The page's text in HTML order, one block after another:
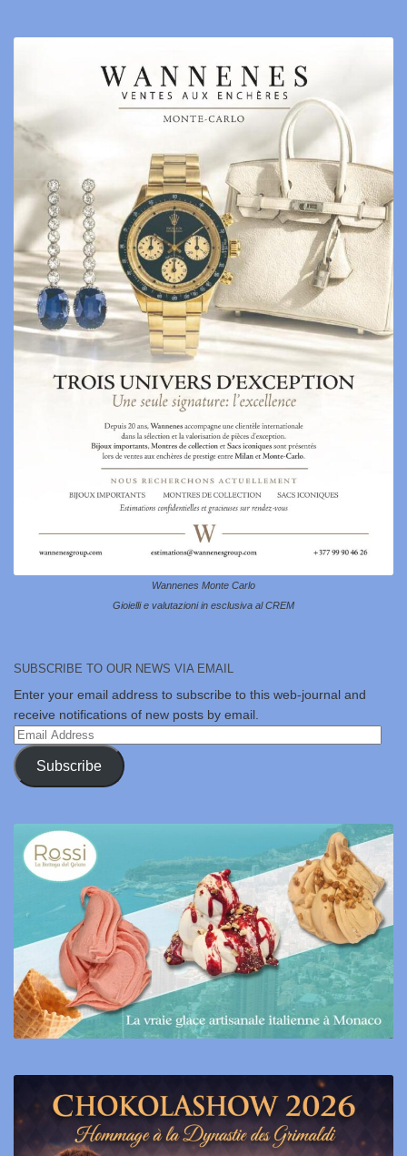
Wannenes Monte Carlo
Gioielli e valutazioni in esclusiva al CREM
SUBSCRIBE TO OUR NEWS VIA EMAIL
Enter your email address to subscribe to this web-journal and
receive notifications of new posts by email.
Email
Address
Subscribe